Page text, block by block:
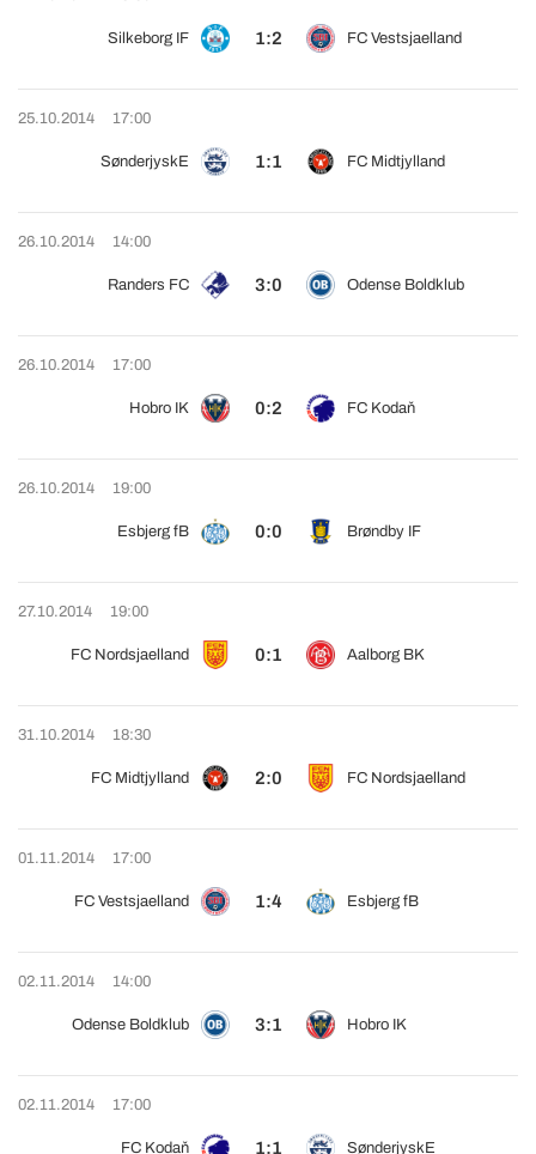
Silkeborg IF 1:2 FC Vestsjaelland
25.10.2014 17:00
SønderjyskE 1:1 FC Midtjylland
26.10.2014 14:00
Randers FC 3:0 Odense Boldklub
26.10.2014 17:00
Hobro IK 0:2 FC Kodaň
26.10.2014 19:00
Esbjerg fB 0:0 Brøndby IF
27.10.2014 19:00
FC Nordsjaelland 0:1 Aalborg BK
31.10.2014 18:30
FC Midtjylland 2:0 FC Nordsjaelland
01.11.2014 17:00
FC Vestsjaelland 1:4 Esbjerg fB
02.11.2014 14:00
Odense Boldklub 3:1 Hobro IK
02.11.2014 17:00
FC Kodaň 1:1 SønderjyskE